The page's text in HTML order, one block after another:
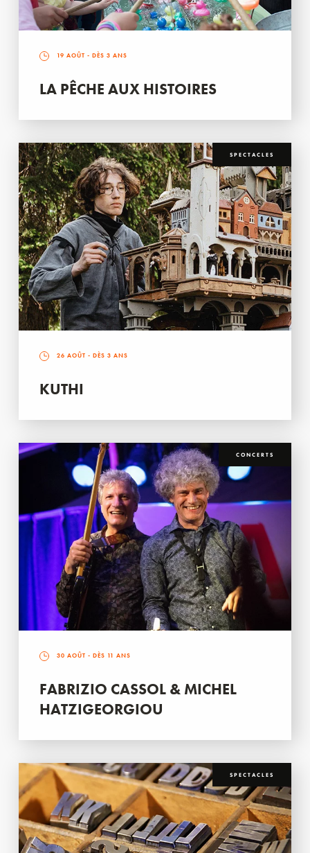
19 AOÛT - DÈS 3 ANS
LA PÊCHE AUX HISTOIRES
SPECTACLES
26 AOÛT - DÈS 3 ANS
KUTHI
CONCERTS
30 AOÛT - DÈS 11 ANS
FABRIZIO CASSOL & MICHEL
HATZIGEORGIOU
SPECTACLES